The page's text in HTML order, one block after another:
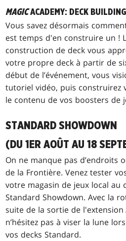
MAGICACADEMY: DECK BUILDING
Vous savez désormais
est temps d'en construire un !
construction de deck vous
votre propre deck à partir de
début de l’événement, vous
tutoriel vidéo, puis construirez
le contenu de vos boosters de
STANDARD SHOWDOWN
(DU 1ER AOÛT AU 18
On ne manque pas d’endroits
de la Frontière. Venez tester
votre magasin de jeux local au
Standard Showdown. Avec la
suite de la sortie de l'extension
n’hésitez pas à viser la lune
vos decks Standard.